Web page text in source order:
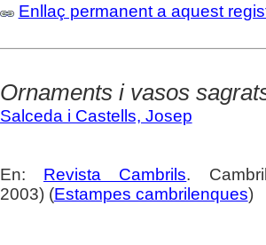
Enllaç permanent a aquest
Ornaments i vasos
Salceda i Castells, Josep
En: Revista Cambrils.
2003) (Estampes cambrilenques)